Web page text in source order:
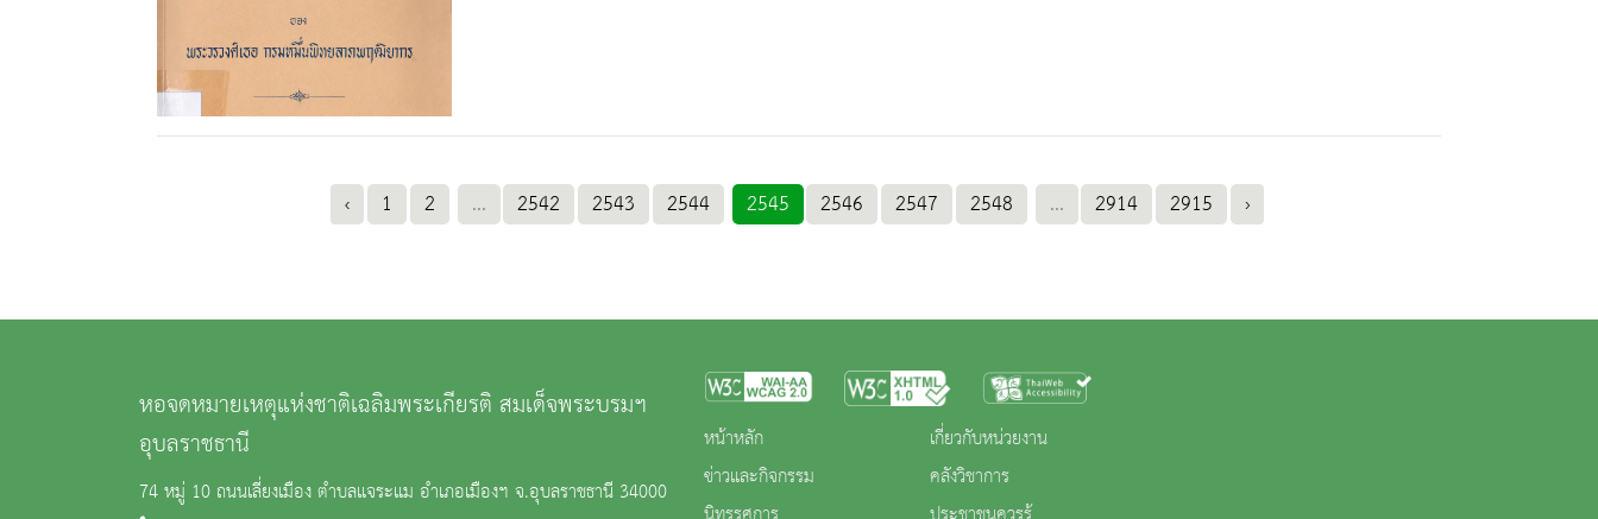
‹ 1 2 ... 2542 2543 2544 2545 2546 2547 2548 ... 2914 2915 ›
หอจดหมายเหตุแห่งชาติเฉลิมพระเกียรติ สมเด็จพระบรมฯ
อุบลราชธานี
74 หมู่ 10 ถนนเลี่ยงเมือง ตำบลแจระแม อำเภอเมืองฯ จ.อุบลราชธานี 34000
หน้าหลัก
ข่าวและกิจกรรม
เกี่ยวกับหน่วยงาน
คลังวิชาการ